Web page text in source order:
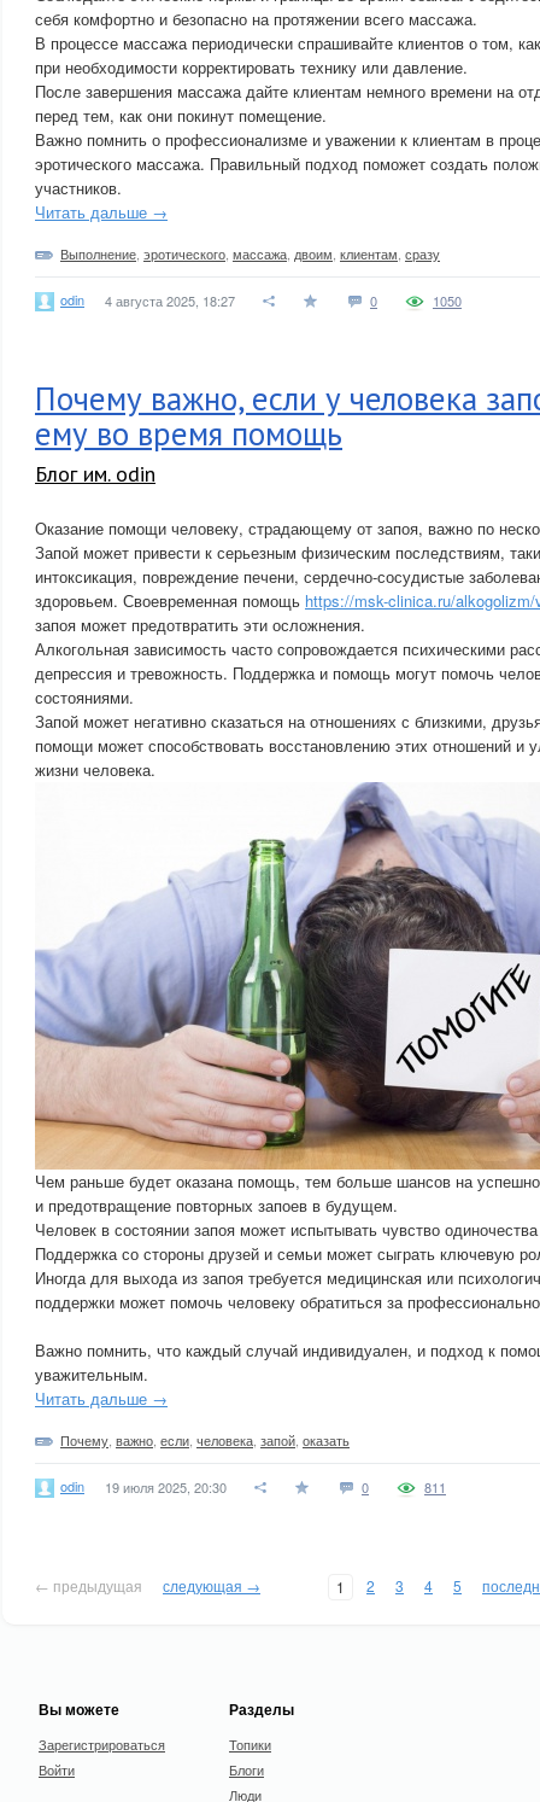
себя комфортно и безопасно на протяжении всего массажа.
В процессе массажа периодически спрашивайте клиентов о том,
при необходимости корректировать технику или давление.
После завершения массажа дайте клиентам немного времени на
перед тем, как они покинут помещение.
Важно помнить о профессионализме и уважении к клиентам в
эротического массажа. Правильный подход поможет создать
участников.
Читать дальше →
Выполнение эротического массажа двоим клиентам сразу
odin 4 августа 2025, 18:27 0 1050
Почему важно, если у человека
ему во время помощь
Блог им. odin
Оказание помощи человеку, страдающему от запоя, важно по
Запой может привести к серьезным физическим последствиям,
интоксикация, повреждение печени, сердечно-сосудистые
здоровьем. Своевременная помощь https://msk-clinica.ru/
запоя может предотвратить эти осложнения.
Алкогольная зависимость часто сопровождается психическими
депрессия и тревожность. Поддержка и помощь могут помочь
состояниями.
Запой может негативно сказаться на отношениях с близкими,
помощи может способствовать восстановлению этих отношений и
жизни человека.
Чем раньше будет оказана помощь, тем больше шансов на
и предотвращение повторных запоев в будущем.
Человек в состоянии запоя может испытывать чувство
Поддержка со стороны друзей и семьи может сыграть ключевую
Иногда для выхода из запоя требуется медицинская или
поддержки может помочь человеку обратиться за
Важно помнить, что каждый случай индивидуален, и подход к
уважительным.
Читать дальше →
Почему важно если человека запой оказать
odin 19 июля 2025, 20:30 0 811
← предыдущая следующая → 1 2 3 4 5
Вы можете
Зарегистрироваться
Войти
Разделы
Топики
Блоги
Люди